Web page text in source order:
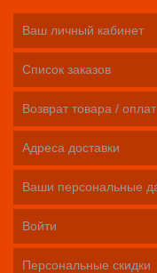
Ваш личный кабинет
Список заказов
Возврат товара / оплат
Адреса доставки
Ваши персональные
Войти
Персональные скидки